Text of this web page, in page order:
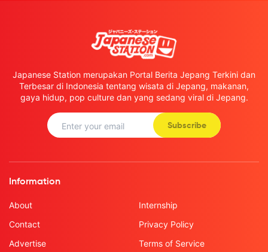
Japanese Station merupakan Portal Berita Jepang Terkini dan
Terbesar di Indonesia tentang wisata di Jepang, makanan,
gaya hidup, pop culture dan yang sedang viral di Jepang.
Subscribe
Information
About
Contact
Advertise
Internship
Privacy Policy
Terms of Service